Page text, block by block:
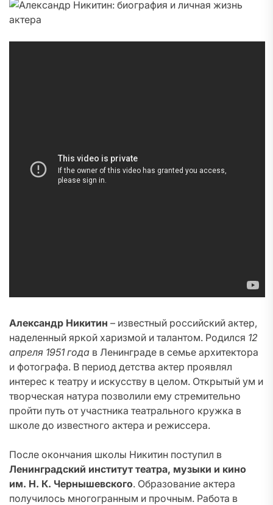
Александр Никитин – известный российский актер,
наделенный яркой харизмой и талантом. Родился 12
апреля 1951 года в Ленинграде в семье архитектора
и фотографа. В период детства актер проявлял
интерес к театру и искусству в целом. Открытый ум и
творческая натура позволили ему стремительно
пройти путь от участника театрального кружка в
школе до известного актера и режиссера.
После окончания школы Никитин поступил в
Ленинградский институт театра, музыки и кино
им. Н. К. Чернышевского. Образование актера
получилось многогранным и прочным. Работа в